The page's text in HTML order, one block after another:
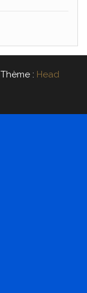
Thème : Head